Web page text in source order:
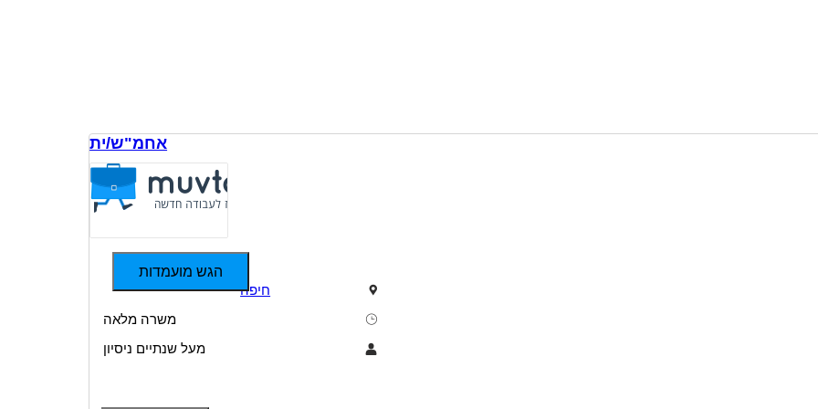
אחמ"ש/ית
הגש מועמדות
חיפה
משרה מלאה
מעל שנתיים ניסיון